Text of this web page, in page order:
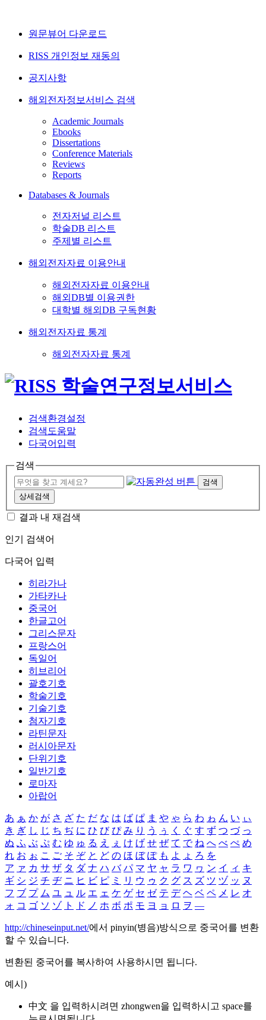
원문뷰어 다운로드
RISS 개인정보 재동의
공지사항
해외전자정보서비스 검색
Academic Journals
Ebooks
Dissertations
Conference Materials
Reviews
Reports
Databases & Journals
전자저널 리스트
학술DB 리스트
주제별 리스트
해외전자자료 이용안내
해외전자자료 이용안내
해외DB별 이용권한
대학별 해외DB 구독현황
해외전자자료 통계
해외전자자료 통계
검색환경설정
검색도움말
다국어입력
검색
검색
상세검색
결과 내 재검색
인기 검색어
다국어 입력
히라가나
가타카나
중국어
한글고어
그리스문자
프랑스어
독일어
히브리어
괄호기호
학술기호
기술기호
첨자기호
라틴문자
러시아문자
단위기호
일반기호
로마자
아랍어
あ ぁ か が さ ざ た だ な は ば ぱ ま や ゃ ら わ ゎ ん い ぃ
き ぎ し じ ち ぢ に ひ び ぴ み り う ぅ く ぐ す ず つ づ っ
ぬ ふ ぶ ぷ む ゆ ゅ る え ぇ け げ せ ぜ て で ね へ べ ぺ め
れ お ぉ こ ご そ ぞ と ど の ほ ぼ ぽ も よ ょ ろ を
ア ァ カ サ ザ タ ダ ナ ハ バ パ マ ヤ ャ ラ ワ ヮ ン イ ィ キ
ギ シ ジ チ ヂ ニ ヒ ビ ピ ミ リ ウ ゥ ク グ ス ズ ツ ヅ ッ ヌ
フ ブ プ ム ユ ュ ル エ ェ ケ ゲ セ ゼ テ デ ヘ ベ ペ メ レ オ
ォ コ ゴ ソ ゾ ト ド ノ ホ ボ ポ モ ヨ ョ ロ ヲ ―
http://chineseinput.net/에서 pinyin(병음)방식으로 중국어를 변환
할 수 있습니다.
변환된 중국어를 복사하여 사용하시면 됩니다.
예시)
中文 을 입력하시려면 zhongwen을 입력하시고 space를